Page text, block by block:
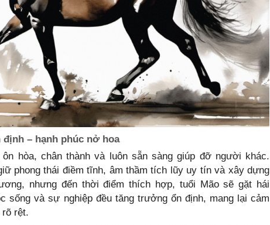
– hạnh phúc nở hoa
hòa, chân thành và luôn sẵn sàng giúp đỡ người khác.
phong thái điềm tĩnh, âm thầm tích lũy uy tín và xây dựng
nhưng đến thời điểm thích hợp, tuổi Mão sẽ gặt hái
sống và sự nghiệp đều tăng trưởng ổn định, mang lại cảm
rõ rệt.